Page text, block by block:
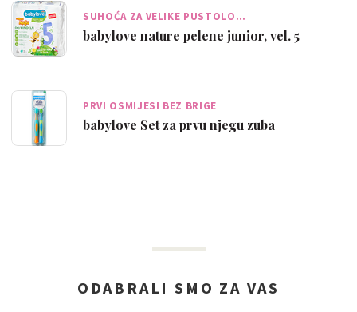
SUHOĆA ZA VELIKE PUSTOLO…
babylove nature pelene junior, vel. 5
PRVI OSMIJESI BEZ BRIGE
babylove Set za prvu njegu zuba